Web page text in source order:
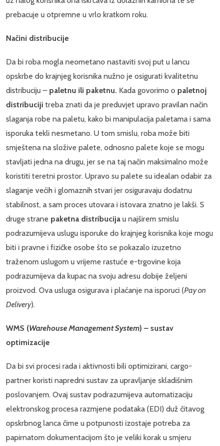
prebacuje u otpremne u vrlo kratkom roku.
Načini distribucije
Da bi roba mogla neometano nastaviti svoj put u lancu
opskrbe do krajnjeg korisnika nužno je osigurati kvalitetnu
distribuciju – paletnu ili paketnu. Kada govorimo o paletnoj
distribuciji treba znati da je preduvjet upravo pravilan način
slaganja robe na paletu, kako bi manipulacija paletama i sama
isporuka tekli nesmetano. U tom smislu, roba može biti
smještena na složive palete, odnosno palete koje se mogu
stavljati jedna na drugu, jer se na taj način maksimalno može
koristiti teretni prostor. Upravo su palete su idealan odabir za
slaganje većih i glomaznih stvari jer osiguravaju dodatnu
stabilnost, a sam proces utovara i istovara znatno je lakši. S
druge strane paketna distribucija u najširem smislu
podrazumijeva uslugu isporuke do krajnjeg korisnika koje mogu
biti i pravne i fizičke osobe što se pokazalo izuzetno
traženom uslugom u vrijeme rastuće e-trgovine koja
podrazumijeva da kupac na svoju adresu dobije željeni
proizvod. Ova usluga osigurava i plaćanje na isporuci (Pay on
Delivery).
WMS (Warehouse Management System) – sustav
optimizacije
Da bi svi procesi rada i aktivnosti bili optimizirani, cargo-
partner koristi napredni sustav za upravljanje skladišnim
poslovanjem. Ovaj sustav podrazumijeva automatizaciju
elektronskog procesa razmjene podataka (EDI) duž čitavog
opskrbnog lanca čime u potpunosti izostaje potreba za
papirnatom dokumentacijom što je veliki korak u smjeru